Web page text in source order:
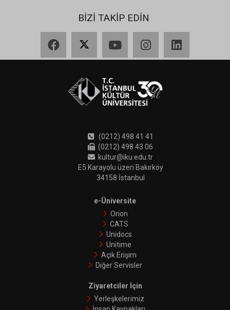
BİZİ TAKİP EDİN
(0212) 498 41 41
(0212) 498 43 06
kultur@iku.edu.tr
E5 Karayolu üzeri Bakırköy
34158 İstanbul
e-Üniversite
Orion
CATS
Unidocs
Unitime
Açık Erişim
Diğer Servisler
Ziyaretciler İçin
Yerleşkelerimiz